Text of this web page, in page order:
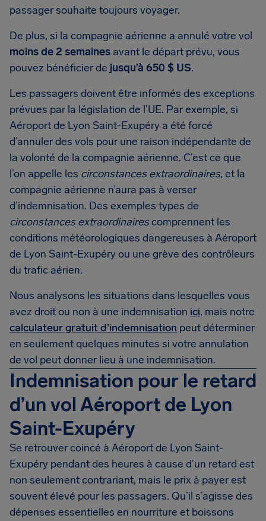
passager souhaite toujours voyager.
De plus, si la compagnie aérienne a annulé votre vol
moins de 2 semaines avant le départ prévu, vous
pouvez bénéficier de jusqu’à 650 $ US.
Les passagers doivent être informés des exceptions
prévues par la législation de l’UE. Par exemple, si
Aéroport de Lyon Saint-Exupéry a été forcé
d’annuler des vols pour une raison indépendante de
la volonté de la compagnie aérienne. C’est ce que
l’on appelle les circonstances extraordinaires, et la
compagnie aérienne n’aura pas à verser
d’indemnisation. Des exemples types de
circonstances extraordinairescomprennent les
conditions météorologiques dangereuses à Aéroport
de Lyon Saint-Exupéry ou une grève des contrôleurs
du trafic aérien.
Nous analysons les situations dans lesquelles vous
avez droit ou non à une indemnisation ici, mais notre
calculateur gratuit d’indemnisation peut déterminer
en seulement quelques minutes si votre annulation
de vol peut donner lieu à une indemnisation.
Indemnisation pour le retard
d’un vol Aéroport de Lyon
Saint-Exupéry
Se retrouver coincé à Aéroport de Lyon Saint-
Exupéry pendant des heures à cause d’un retard est
non seulement contrariant, mais le prix à payer est
souvent élevé pour les passagers. Qu’il s’agisse des
dépenses essentielles en nourriture et boissons